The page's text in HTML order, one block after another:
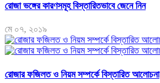
রোজা ভঙ্গের কারণসমূহ বিস্তারিতভাবে জেনে নিন
মে ০৭, ২০১৯
রোজার ফজিলত ও নিয়ম সম্পর্কে বিস্তারিত আলোচনা